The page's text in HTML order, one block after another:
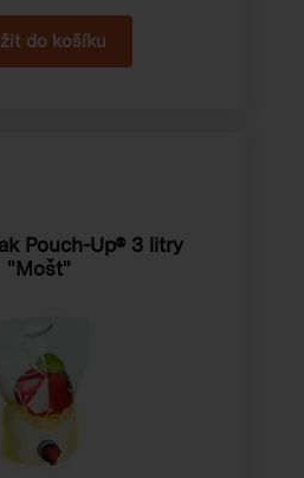
Pouch-Up® 3 litry
"Mošt"